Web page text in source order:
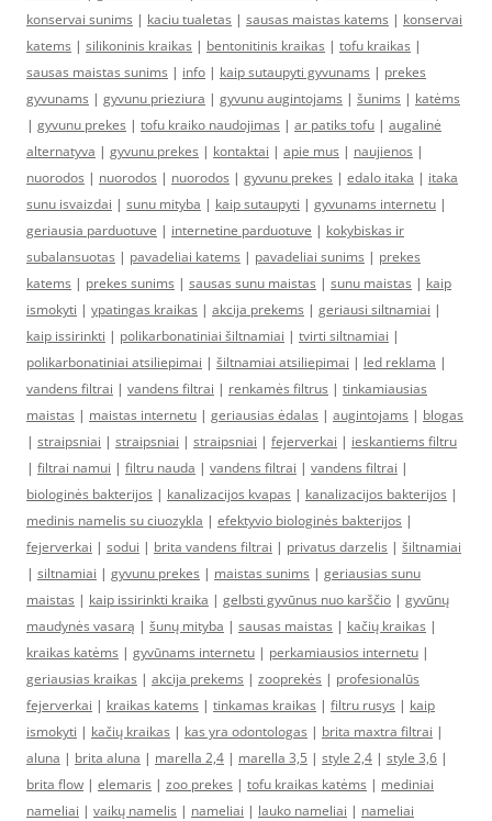
konservai sunims | kaciu tualetas | sausas maistas katems | konservai
katems | silikoninis kraikas | bentonitinis kraikas | tofu kraikas |
sausas maistas sunims | info | kaip sutaupyti gyvunams | prekes
gyvunams | gyvunu prieziura | gyvunu augintojams | šunims | katėms
| gyvunu prekes | tofu kraiko naudojimas | ar patiks tofu | augalinė
alternatyva | gyvunu prekes | kontaktai | apie mus | naujienos |
nuorodos | nuorodos | nuorodos | gyvunu prekes | edalo itaka | itaka
sunu isvaizdai | sunu mityba | kaip sutaupyti | gyvunams internetu |
geriausia parduotuve | internetine parduotuve | kokybiskas ir
subalansuotas | pavadeliai katems | pavadeliai sunims | prekes
katems | prekes sunims | sausas sunu maistas | sunu maistas | kaip
ismokyti | ypatingas kraikas | akcija prekems | geriausi siltnamiai |
kaip issirinkti | polikarbonatiniai šiltnamiai | tvirti siltnamiai |
polikarbonatiniai atsiliepimai | šiltnamiai atsiliepimai | led reklama |
vandens filtrai | vandens filtrai | renkamės filtrus | tinkamiausias
maistas | maistas internetu | geriausias ėdalas | augintojams | blogas
| straipsniai | straipsniai | straipsniai | fejerverkai | ieskantiems filtru
| filtrai namui | filtru nauda | vandens filtrai | vandens filtrai |
biologinės bakterijos | kanalizacijos kvapas | kanalizacijos bakterijos |
medinis namelis su ciuozykla | efektyvio biologinės bakterijos |
fejerverkai | sodui | brita vandens filtrai | privatus darzelis | šiltnamiai
| siltnamiai | gyvunu prekes | maistas sunims | geriausias sunu
maistas | kaip issirinkti kraika | gelbsti gyvūnus nuo karščio | gyvūnų
maudynės vasarą | šunų mityba | sausas maistas | kačių kraikas |
kraikas katėms | gyvūnams internetu | perkamiausios internetu |
geriausias kraikas | akcija prekems | zooprekės | profesionalūs
fejerverkai | kraikas katems | tinkamas kraikas | filtru rusys | kaip
ismokyti | kačių kraikas | kas yra odontologas | brita maxtra filtrai |
aluna | brita aluna | marella 2,4 | marella 3,5 | style 2,4 | style 3,6 |
brita flow | elemaris | zoo prekes | tofu kraikas katėms | mediniai
nameliai | vaikų namelis | nameliai | lauko nameliai | nameliai